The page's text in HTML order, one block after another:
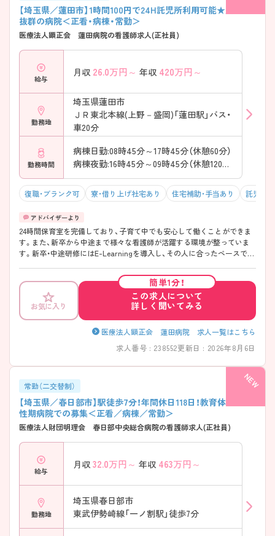
【埼玉県／蓮田市】1時間100円で24H託児所利用可能★定着率
抜群の病院＜正看・病棟・常勤＞
医療法人顕正会 蓮田病院の看護師求人(正社員)
給与
月収 26.0万円～ 年収 420万円～
勤務地
埼玉県蓮田市
ＪＲ東北本線(上野－盛岡)「蓮田駅」バス・
車20分
勤務時間
病棟日勤:08時45分～17時45分（休憩60分）
病棟夜勤:16時45分～09時45分（休憩120分）
復職・ブランク可 寮・借り上げ社宅あり 住宅補助・手当あり 託児所
24時間保育室を完備しており、子育て中でも安心して働くことができま
す。また、新卒から中途まで様々な看護師が活躍する環境が整っていま
す。新卒・中途研修にはE-Learningを導入し、その人に合ったペースで学
へと生まれ変わりつつあります。地域包括ケア病棟を増床し、急性期～
慢性期～在宅と療養型医療の病院として進化を続けており、地域包括ケ
アシステムの先頭を走る総合病院として注目を期待を集めている病院で
す。是非一度、ご自身の目で確認をして下さい！
お気に入り
簡単1分！
この求人について
詳しく聞いてみる
医療法人顕正会 蓮田病院 求人一覧はこちら
求人番号 : 238552更新日 : 2026年8月6日
常勤（二交替制）
【埼玉県／春日部市】駅徒歩7分！年間休日118日！教育体制◎急
性期病院での募集＜正看／病棟／常勤＞
医療法人財団明理会 春日部中央総合病院の看護師求人(正社員)
給与
月収 32.0万円～ 年収 463万円～
勤務地
埼玉県春日部市
東武伊勢崎線「一ノ割駅」徒歩7分